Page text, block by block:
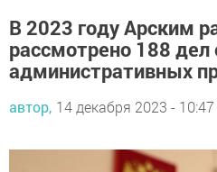
В 2023 году Арским
рассмотрено 188 дел
административных